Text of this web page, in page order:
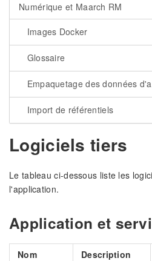
Numérique et Maarch RM
Images Docker
Glossaire
Empaquetage des données
Import de référentiels
Logiciels tiers
Le tableau ci-dessous liste les
l'application.
Application et
Nom Description